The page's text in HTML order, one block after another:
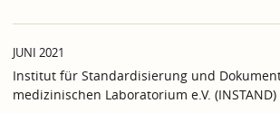
JUNI 2021
Institut für Standardisierung und
medizinischen Laboratorium e.V. (INSTAND)